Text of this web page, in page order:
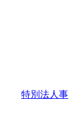
特別法人事